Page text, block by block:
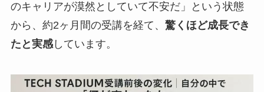
のキャリアが漠然としていて不安だ」という状態
から、約2ヶ月間の受講を経て、 驚くほど成長でき
たと実感しています。